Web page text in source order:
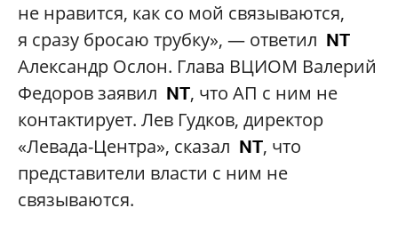
не нравится, как со мой связываются,
я сразу бросаю трубку», — ответил NT
Александр Ослон. Глава ВЦИОМ Валерий
Федоров заявил NT, что АП с ним не
контактирует. Лев Гудков, директор
«Левада-Центра», сказал NT, что
представители власти с ним не
связываются.